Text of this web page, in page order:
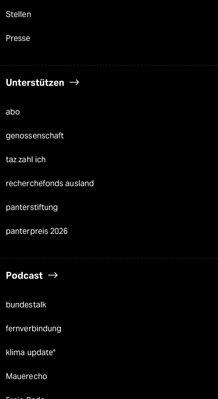
Stellen
Presse
Unterstützen
abo
genossenschaft
taz zahl ich
recherchefonds ausland
panterstiftung
panterpreis 2026
Podcast
bundestalk
fernverbindung
klima update°
Mauerecho